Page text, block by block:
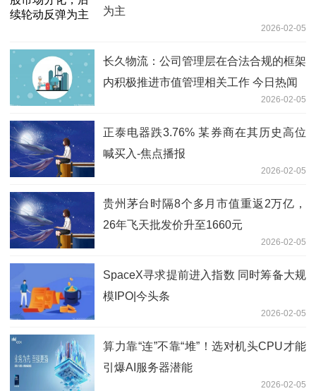
为主
2026-02-05
长久物流：公司管理层在合法合规的框架
内积极推进市值管理相关工作 今日热闻
2026-02-05
正泰电器跌3.76% 某券商在其历史高位
喊买入-焦点播报
2026-02-05
贵州茅台时隔8个多月市值重返2万亿，
26年飞天批发价升至1660元
2026-02-05
SpaceX寻求提前进入指数 同时筹备大规
模IPO|今头条
2026-02-05
算力靠“连”不靠“堆”！选对机头CPU才能
引爆AI服务器潜能
2026-02-05